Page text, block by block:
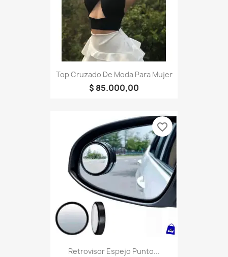
Top Cruzado De Moda Para Mujer
$ 85.000,00
Retrovisor Espejo Punto...
favorite_border